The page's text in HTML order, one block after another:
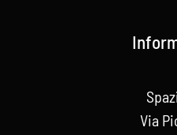
Via